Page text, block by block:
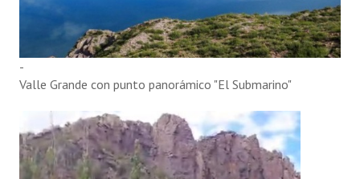
-
Valle Grande con punto panorámico "El Submarino"